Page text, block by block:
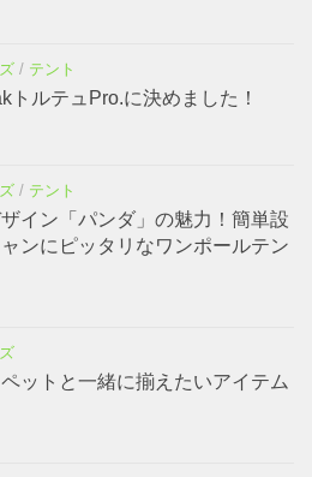
/ テント
トルテュPro.に決めました！
/ テント
イン「パンダ」の魅力！簡単設
ンにピッタリなワンポールテン
ットと一緒に揃えたいアイテム